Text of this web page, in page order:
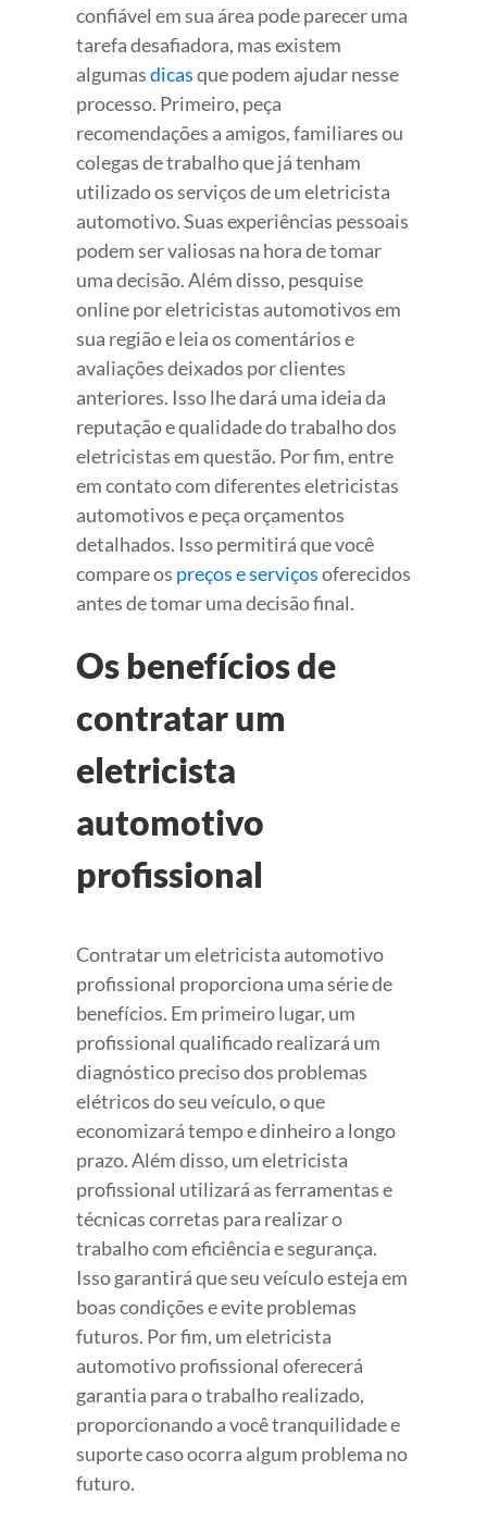
confiável em sua área pode parecer uma
tarefa desafiadora, mas existem
algumasdicasque podem ajudar nesse
processo. Primeiro, peça
recomendações a amigos, familiares ou
colegas de trabalho que já tenham
utilizado os serviços de um eletricista
automotivo. Suas experiências pessoais
podem ser valiosas na hora de tomar
uma decisão. Além disso, pesquise
online por eletricistas automotivos em
sua região e leia os comentários e
avaliações deixados por clientes
anteriores. Isso lhe dará uma ideia da
reputação e qualidade do trabalho dos
eletricistas em questão. Por fim, entre
em contato com diferentes eletricistas
automotivos e peça orçamentos
detalhados. Isso permitirá que você
compare os preços e serviçosoferecidos
antes de tomar uma decisão final.
Os benefícios de
contratar um
eletricista
automotivo
profissional
Contratar um eletricista automotivo
profissional proporciona uma série de
benefícios. Em primeiro lugar, um
profissional qualificado realizará um
diagnóstico preciso dos problemas
elétricos do seu veículo, o que
economizará tempo e dinheiro a longo
prazo. Além disso, um eletricista
profissional utilizará as ferramentas e
técnicas corretas para realizar o
trabalho com eficiência e segurança.
Isso garantirá que seu veículo esteja em
boas condições e evite problemas
futuros. Por fim, um eletricista
automotivo profissional oferecerá
garantia para o trabalho realizado,
proporcionando a você tranquilidade e
suporte caso ocorra algum problema no
futuro.